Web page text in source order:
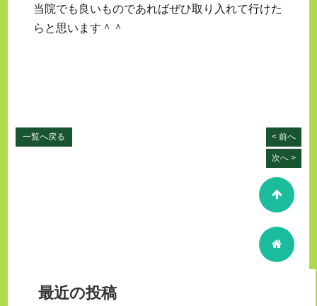
当院でも良いものであればぜひ取り入れて行けた
らと思います＾＾
一覧へ戻る < 前へ
次へ >
最近の投稿